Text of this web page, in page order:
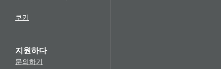
쿠키
지원하다
문의하기